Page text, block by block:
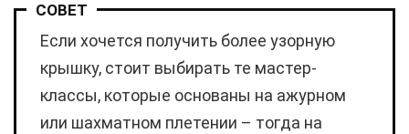
СОВЕТ
Если хочется получить более узорную
крышку, стоит выбирать те мастер-
классы, которые основаны на ажурном
или шахматном плетении – тогда на